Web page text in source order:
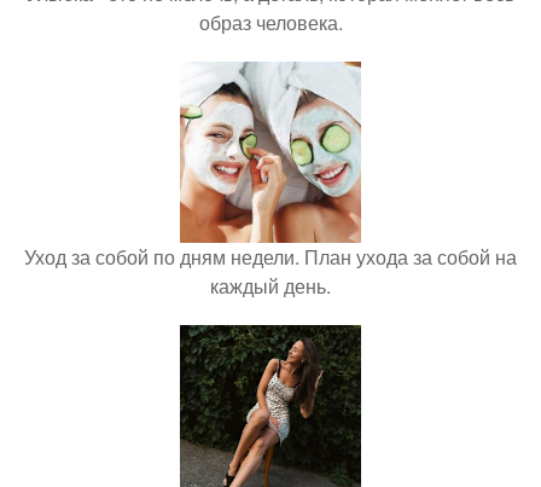
образ человека.
Уход за собой по дням недели. План ухода за собой на
каждый день.